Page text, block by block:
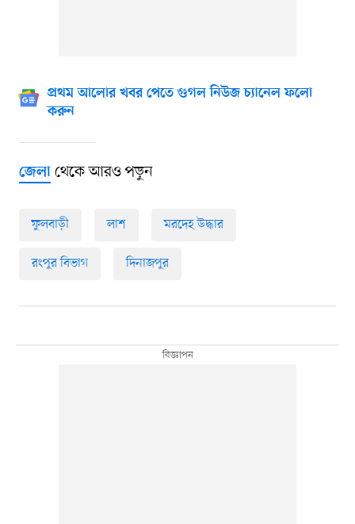
প্রথম আলোর খবর পেতে গুগল নিউজ চ্যানেল ফলো
করুন
জেলাথেকে আরও পড়ুন
ফুলবাড়ী লাশ মরদেহ উদ্ধার
রংপুর বিভাগ দিনাজপুর